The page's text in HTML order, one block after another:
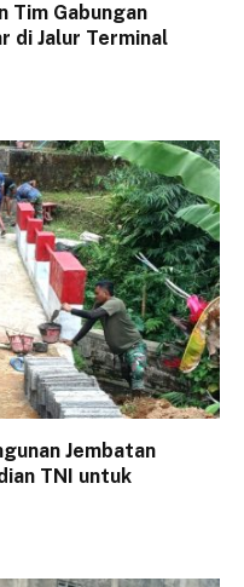
Tim Gabungan
di Jalur Terminal
Jembatan
TNI untuk